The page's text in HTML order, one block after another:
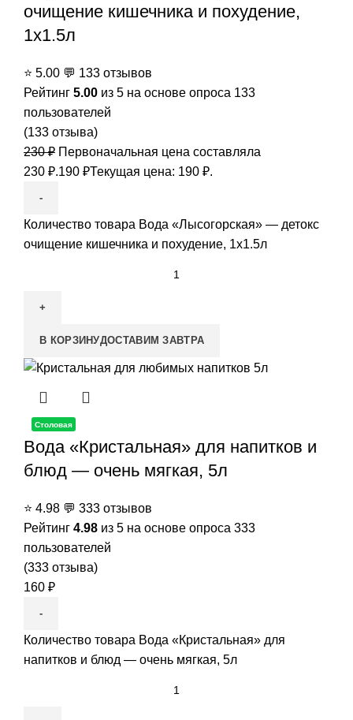
очищение кишечника и похудение,
1x1.5л
⭐ 5.00 💬 133 отзывов
Рейтинг 5.00 из 5 на основе опроса 133
пользователей
(133 отзыва)
230₽ Первоначальная цена составляла
230 ₽.190 ₽Текущая цена: 190 ₽.
Количество товара Вода «Лысогорская» — детокс
очищение кишечника и похудение, 1x1.5л
В КОРЗИНУДОСТАВИМ ЗАВТРА
Столовая
Вода «Кристальная» для напитков и
блюд — очень мягкая, 5л
⭐ 4.98 💬 333 отзывов
Рейтинг 4.98 из 5 на основе опроса 333
пользователей
(333 отзыва)
160 ₽
Количество товара Вода «Кристальная» для
напитков и блюд — очень мягкая, 5л